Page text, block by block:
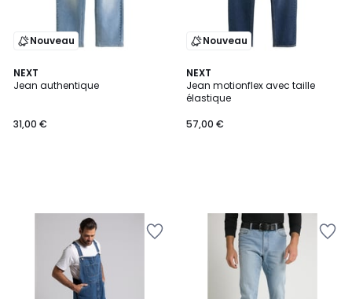
Nouveau
NEXT
Jean authentique
31,00 €
Nouveau
NEXT
Jean motionflex avec taille
élastique
57,00 €